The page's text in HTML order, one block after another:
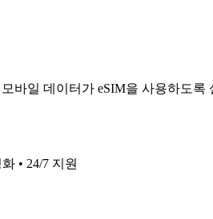
바일 데이터가 eSIM을 사용하도
• 24/7 지원